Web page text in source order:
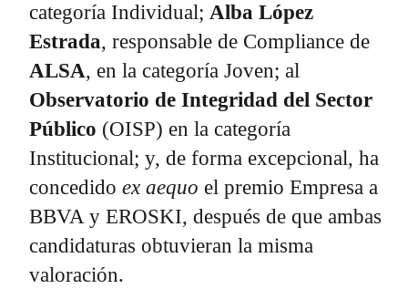
categoría Individual; Alba López
Estrada, responsable de Compliance de
ALSA, en la categoría Joven; al
Observatorio de Integridad del Sector
Público (OISP) en la categoría
Institucional; y, de forma excepcional, ha
concedido ex aequo el premio Empresa a
BBVA y EROSKI, después de que ambas
candidaturas obtuvieran la misma
valoración.